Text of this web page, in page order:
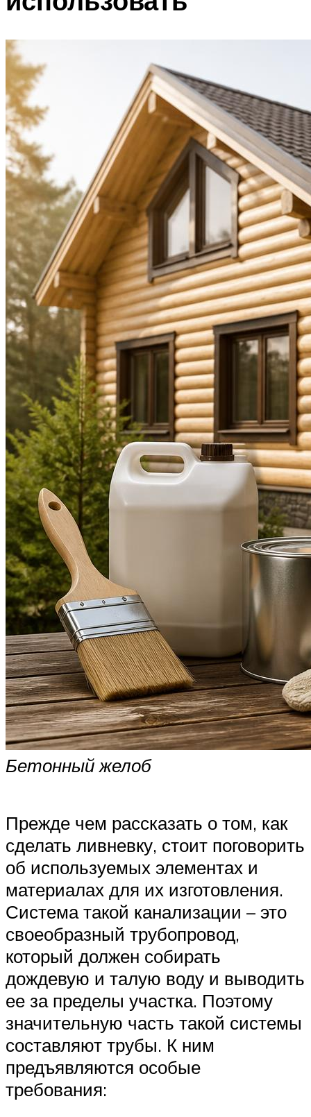
Бетонный желоб
Прежде чем рассказать о том, как
сделать ливневку, стоит поговорить
об используемых элементах и
материалах для их изготовления.
Система такой канализации – это
своеобразный трубопровод,
который должен собирать
дождевую и талую воду и выводить
ее за пределы участка. Поэтому
значительную часть такой системы
составляют трубы. К ним
предъявляются особые
требования: